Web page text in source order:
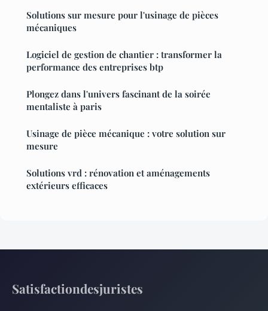
Solutions sur mesure pour l'usinage de pièces
mécaniques
Logiciel de gestion de chantier : transformer la
performance des entreprises btp
Plongez dans l'univers fascinant de la soirée
mentaliste à paris
Usinage de pièce mécanique : votre solution sur
mesure
Solutions vrd : rénovation et aménagements
extérieurs efficaces
Satisfactiondesjuristes